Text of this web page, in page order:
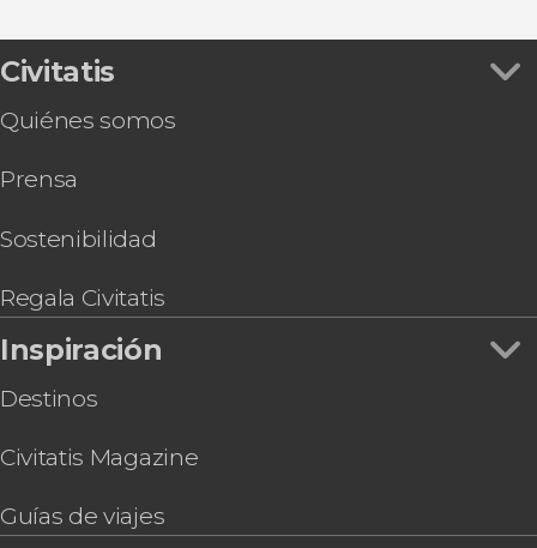
y Getaria
Tour en kayak por Bilbao
Visita guiada por el Museo de Bellas Artes de
Civitatis
Quiénes somos
Prensa
Sostenibilidad
Regala Civitatis
Inspiración
Destinos
Civitatis Magazine
Guías de viajes